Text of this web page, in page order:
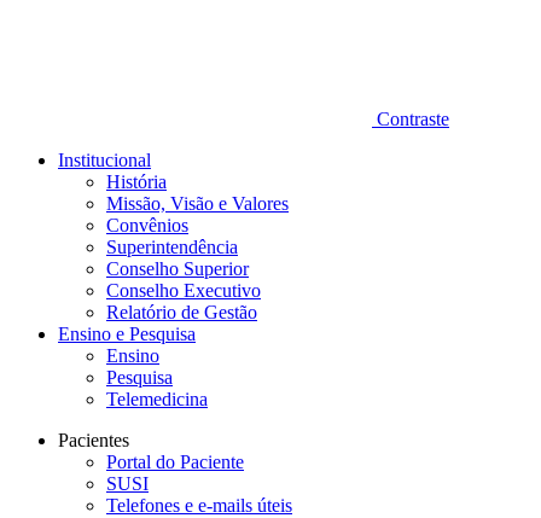
Contraste
Institucional
História
Missão, Visão e Valores
Convênios
Superintendência
Conselho Superior
Conselho Executivo
Relatório de Gestão
Ensino e Pesquisa
Ensino
Pesquisa
Telemedicina
Pacientes
Portal do Paciente
SUSI
Telefones e e-mails úteis